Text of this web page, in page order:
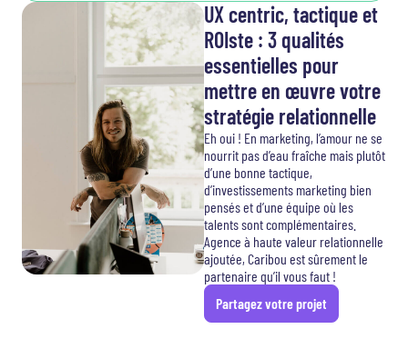
UX centric, tactique et
ROIste : 3 qualités
essentielles pour
mettre en œuvre votre
stratégie relationnelle
Eh oui ! En marketing, l’amour ne se
nourrit pas d’eau fraîche mais plutôt
d’une bonne tactique,
d’investissements marketing bien
pensés et d’une équipe où les
talents sont complémentaires.
Agence à haute valeur relationnelle
ajoutée, Caribou est sûrement le
partenaire qu’il vous faut !
Partagez votre projet